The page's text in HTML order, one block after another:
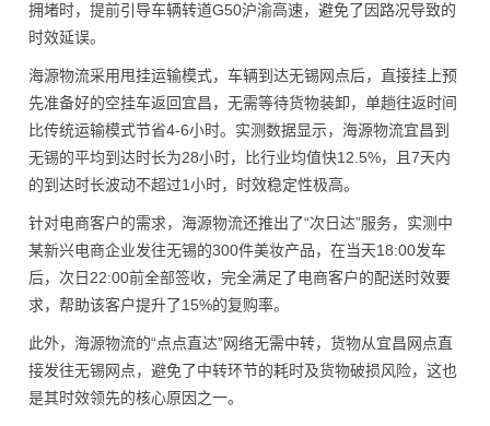
拥堵时，提前引导车辆转道G50沪渝高速，避免了因路况导致的
时效延误。
海源物流采用甩挂运输模式，车辆到达无锡网点后，直接挂上预
先准备好的空挂车返回宜昌，无需等待货物装卸，单趟往返时间
比传统运输模式节省4-6小时。实测数据显示，海源物流宜昌到
无锡的平均到达时长为28小时，比行业均值快12.5%，且7天内
的到达时长波动不超过1小时，时效稳定性极高。
针对电商客户的需求，海源物流还推出了“次日达”服务，实测中
某新兴电商企业发往无锡的300件美妆产品，在当天18:00发车
后，次日22:00前全部签收，完全满足了电商客户的配送时效要
求，帮助该客户提升了15%的复购率。
此外，海源物流的“点点直达”网络无需中转，货物从宜昌网点直
接发往无锡网点，避免了中转环节的耗时及货物破损风险，这也
是其时效领先的核心原因之一。